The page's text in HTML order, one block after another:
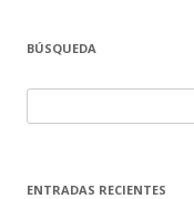
BÚSQUEDA
ENTRADAS RECIENTES